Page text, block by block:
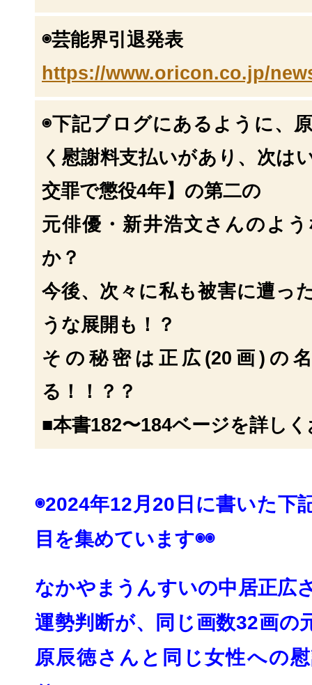
◉芸能界引退発表
https://www.oricon.co.jp/
◉下記ブログにあるように、
く慰謝料支払いがあ り、次は
交罪で懲役4年】の第二の
元俳優・新井浩文さんのよ
か？
今後、次々に私も被害に遭っ
うな展開も！？
その秘密は正広(20画)の
る！！？？
■本書182〜184ベージを詳し
◉2024年12月20日に書いた下
目を集めています◉◉
なかやまうんすいの中居正広
運勢判断が、
同じ画数32画の
原辰徳さんと同じ女性への